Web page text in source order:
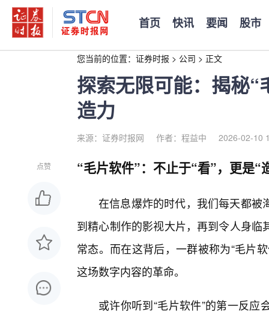
首页 快讯 要闻 股市
您当前的位置： 证券时报 > 公司 > 正文
探索无限可能：揭秘
造力
来源：证券时报网 作者：程益中 2026-02-10
点赞 “毛片软件”：不止于“看”，更是“
在信息爆炸的时代，我们每天都被
到精心制作的影视大片，再到令人身
常态。而在这背后，一群被称为“毛片
这场数字内容的革命。
或许你听到“毛片软件”的第一反